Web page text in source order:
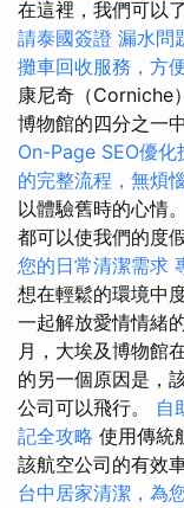
在這裡，我們可以
請泰國簽證 漏水問
攤車回收服務，方
康尼奇（Corniche
博物館的四分之一
On-Page SEO優化
的完整流程，無煩
以體驗舊時的心情。
都可以使我們的度
您的日常清潔需求
想在輕鬆的環境中
一起解放愛情情緒
月，大埃及博物館
的另一個原因是，
公司可以飛行。 自
記全攻略 使用傳統
該航空公司的有效
台中居家清潔，為